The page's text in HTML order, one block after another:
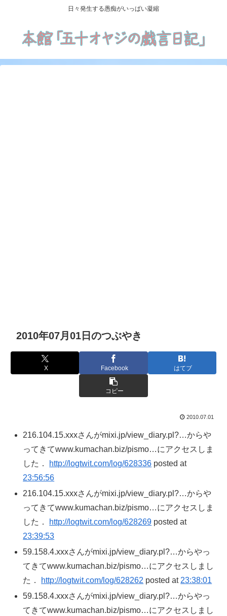
日々発生する愚痴がいっぱい凝縮
2010年07月01日のつぶやき
X Facebook はてブ
コピー
2010.07.01
216.104.15.xxxさんがmixi.jp/view_diary.pl?…からや
ってきてwww.kumachan.biz/pismo…にアクセスしま
した．
http://logtwit.com/log/628336 posted at
23:56:56
216.104.15.xxxさんがmixi.jp/view_diary.pl?…からや
ってきてwww.kumachan.biz/pismo…にアクセスしま
した．
http://logtwit.com/log/628269 posted at
23:39:53
59.158.4.xxxさんがmixi.jp/view_diary.pl?…からやっ
てきてwww.kumachan.biz/pismo…にアクセスしまし
た．
http://logtwit.com/log/628262 posted at 23:38:01
59.158.4.xxxさんがmixi.jp/view_diary.pl?…からやっ
てきてwww.kumachan.biz/pismo…にアクセスしまし